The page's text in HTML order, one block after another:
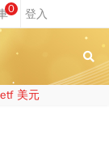
0
美元